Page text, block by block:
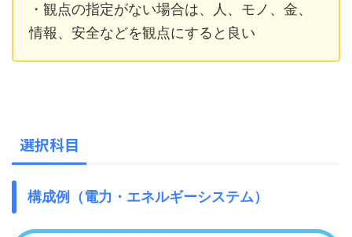
・観点の指定がない場合は、人、モノ、金、
情報、安全などを観点にすると良い
選択科目
構成例（電力・エネルギーシステム）